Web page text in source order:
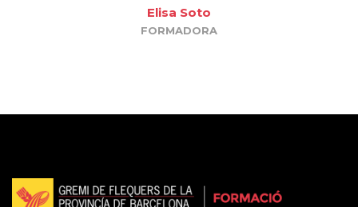
Elisa Soto
FORMADORA